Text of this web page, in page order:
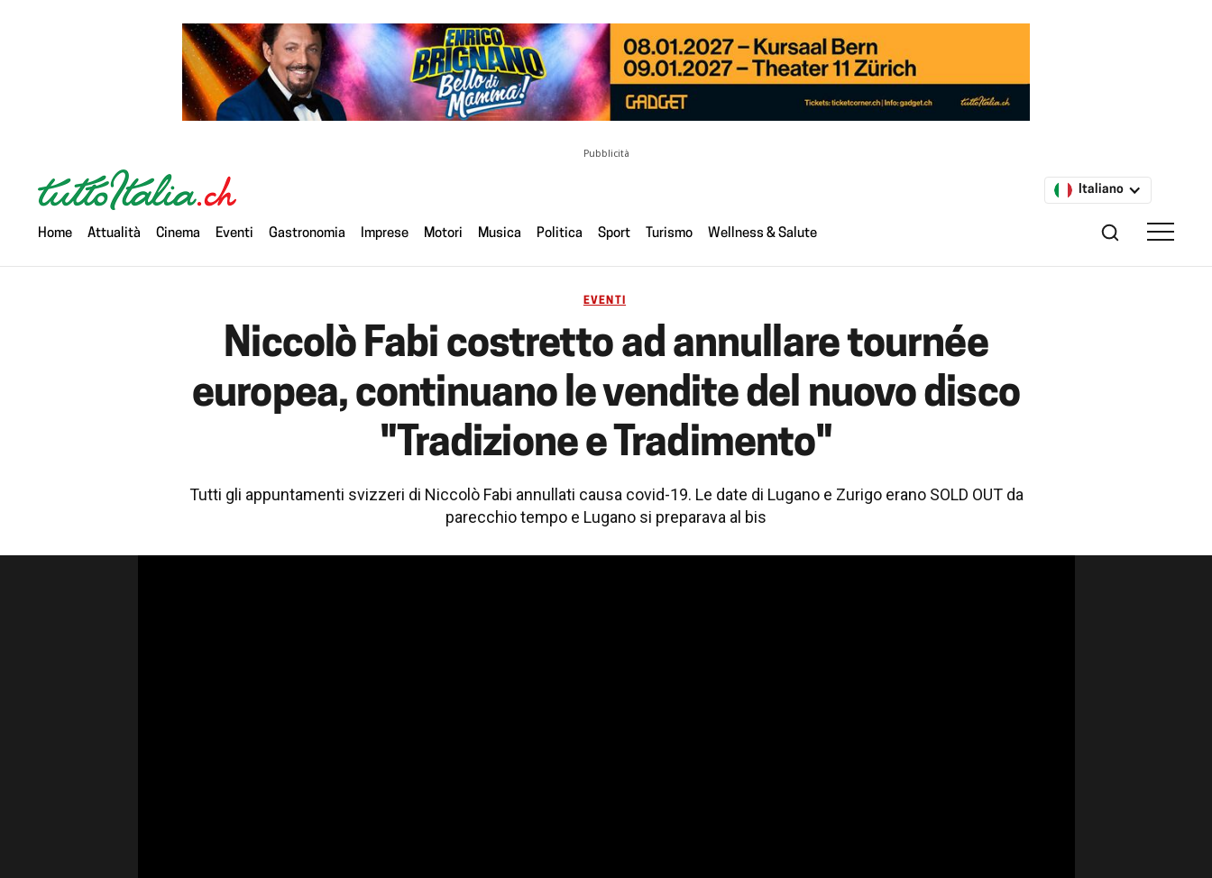
Pubblicità
Italiano
Home Attualità Cinema Eventi Gastronomia Imprese Motori Musica Politica Sport Turismo Wellness & Salute
EVENTI
Niccolò Fabi costretto ad annullare tournée
europea, continuano le vendite del nuovo disco
"Tradizione e Tradimento"
Tutti gli appuntamenti svizzeri di Niccolò Fabi annullati causa covid-19. Le date di Lugano e Zurigo erano SOLD OUT da
parecchio tempo e Lugano si preparava al bis